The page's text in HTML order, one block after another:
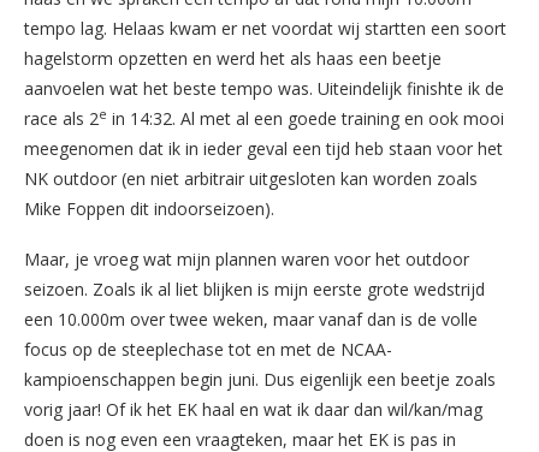
tempo lag. Helaas kwam er net voordat wij startten een soort
hagelstorm opzetten en werd het als haas een beetje
aanvoelen wat het beste tempo was. Uiteindelijk finishte ik de
race als 2e in 14:32. Al met al een goede training en ook mooi
meegenomen dat ik in ieder geval een tijd heb staan voor het
NK outdoor (en niet arbitrair uitgesloten kan worden zoals
Mike Foppen dit indoorseizoen).
Maar, je vroeg wat mijn plannen waren voor het outdoor
seizoen. Zoals ik al liet blijken is mijn eerste grote wedstrijd
een 10.000m over twee weken, maar vanaf dan is de volle
focus op de steeplechase tot en met de NCAA-
kampioenschappen begin juni. Dus eigenlijk een beetje zoals
vorig jaar! Of ik het EK haal en wat ik daar dan wil/kan/mag
doen is nog even een vraagteken, maar het EK is pas in